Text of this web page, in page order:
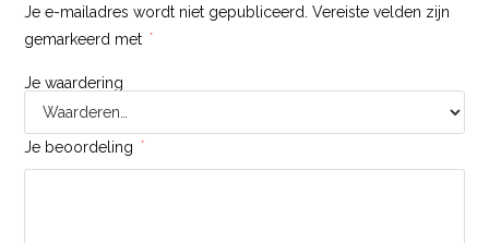
Je e-mailadres wordt niet gepubliceerd. Vereiste velden zijn
gemarkeerd met
*
Je waardering
Je beoordeling *